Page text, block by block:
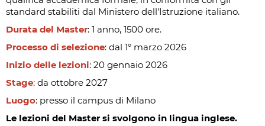
standard stabiliti dal Ministero dell'Istruzione italiano.
Durata del Master: 1 anno, 1500 ore.
Processo di selezione: dal 1° marzo 2026
Inizio delle lezioni: 20 gennaio 2026
Stage: da ottobre 2027
Luogo: presso il campus di Milano
Le lezioni del Master si svolgono in lingua inglese.